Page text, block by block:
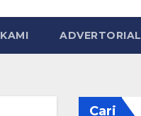
ADVERTORIAL
Cari